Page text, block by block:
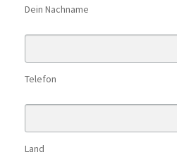
Dein Nachname
Telefon
Land